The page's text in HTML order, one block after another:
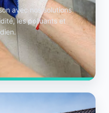
avec nos solutions
les polluants et